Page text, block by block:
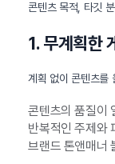
콘텐츠 목적, 타깃
1. 무계획한
계획 없이 콘텐츠를
콘텐츠의 품질이
반복적인 주제와
브랜드 톤앤매너